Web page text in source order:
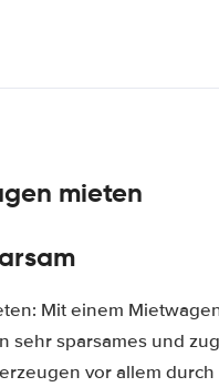
mieten
Mit einem
sehr sparsames und
vor allem durch